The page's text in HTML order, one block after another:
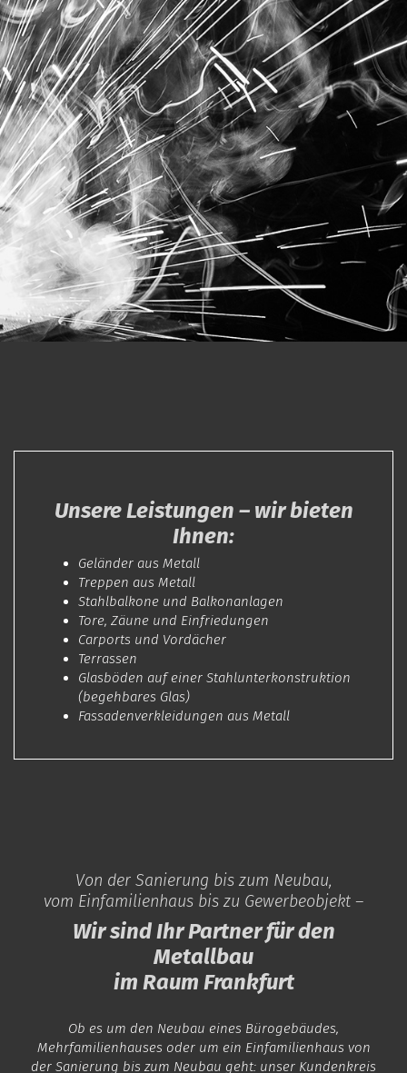
Unsere Leistungen – wir bieten
Ihnen:
Geländer aus Metall
Treppen aus Metall
Stahlbalkone und Balkonanlagen
Tore, Zäune und Einfriedungen
Carports und Vordächer
Terrassen
Glasböden auf einer Stahlunterkonstruktion
(begehbares Glas)
Fassadenverkleidungen aus Metall
Von der Sanierung bis zum Neubau,
vom Einfamilienhaus bis zu Gewerbeobjekt –
Wir sind Ihr Partner für den
Metallbau
im Raum Frankfurt
Ob es um den Neubau eines Bürogebäudes,
Mehrfamilienhauses oder um ein Einfamilienhaus von
der Sanierung bis zum Neubau geht: unser Kundenkreis